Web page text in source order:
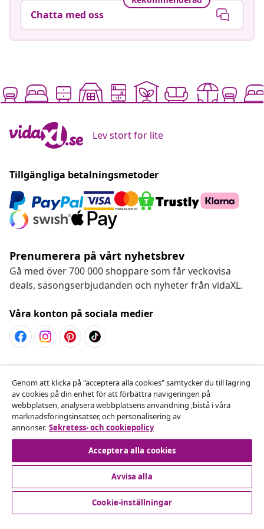
Chatta med oss
Lev stort for lite
Tillgängliga betalningsmetoder
Prenumerera på vårt nyhetsbrev
Gå med över 700 000 shoppare som får veckovisa
deals, säsongserbjudanden och nyheter från vidaXL.
Våra konton på sociala medier
Avbryta avtalet
Skicka in en begäran om uttag för din beställning.
Avbryta avtalet
Kundservice
Genom att klicka på "acceptera alla cookies" samtycker du till lagring
av cookies på din enhet för att förbättra navigeringen på
webbplatsen, analysera webbplatsens användning ,bistå i våra
marknadsföringsinsatser, och personalisering av
annonser. Sekretess- och cookiepolicy
Acceptera alla cookies
Avvisa alla
Cookie-inställningar